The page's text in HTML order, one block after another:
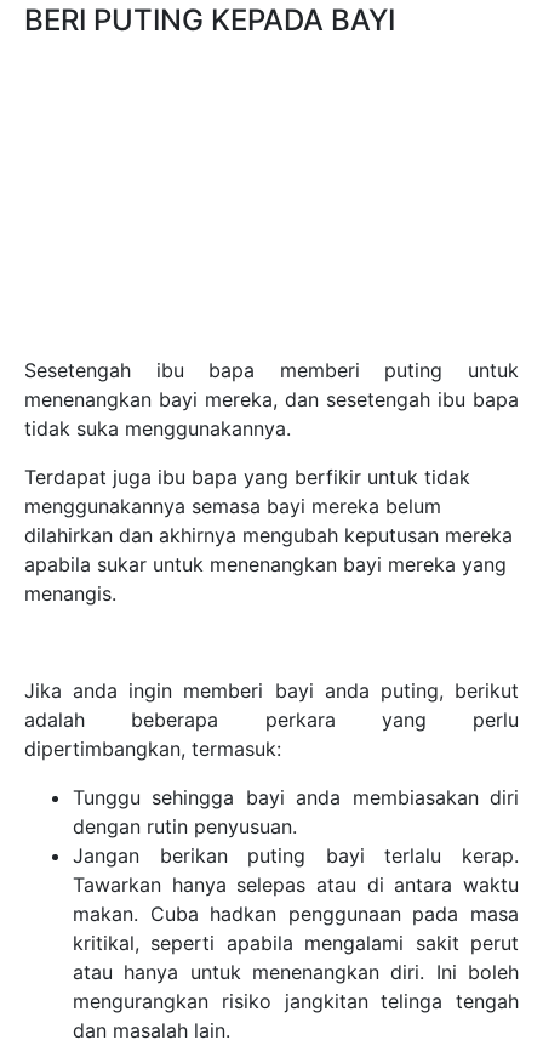
BERI PUTING KEPADA BAYI
Sesetengah ibu bapa memberi puting untuk
menenangkan bayi mereka, dan sesetengah ibu bapa
tidak suka menggunakannya.
Terdapat juga ibu bapa yang berfikir untuk tidak
menggunakannya semasa bayi mereka belum
dilahirkan dan akhirnya mengubah keputusan mereka
apabila sukar untuk menenangkan bayi mereka yang
menangis.
Jika anda ingin memberi bayi anda puting, berikut
adalah beberapa perkara yang perlu
dipertimbangkan, termasuk:
Tunggu sehingga bayi anda membiasakan diri
dengan rutin penyusuan.
Jangan berikan puting bayi terlalu kerap.
Tawarkan hanya selepas atau di antara waktu
makan. Cuba hadkan penggunaan pada masa
kritikal, seperti apabila mengalami sakit perut
atau hanya untuk menenangkan diri. Ini boleh
mengurangkan risiko jangkitan telinga tengah
dan masalah lain.